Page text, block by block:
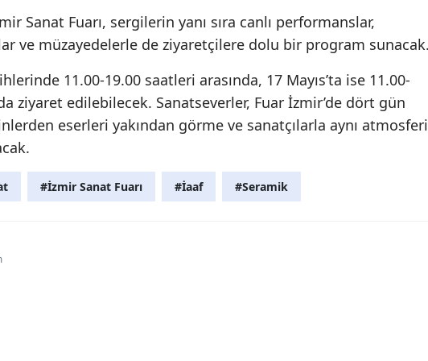
Sanat Fuarı, sergilerin yanı sıra canlı performanslar,
ve müzayedelerle de ziyaretçilere dolu bir program
11.00-19.00 saatleri arasında, 17 Mayıs’ta ise 11.00-
ziyaret edilebilecek. Sanatseverler, Fuar İzmir’de dört gün
eserleri yakından görme ve sanatçılarla aynı atmosferi
#İzmir Sanat Fuarı #İaaf #Seramik